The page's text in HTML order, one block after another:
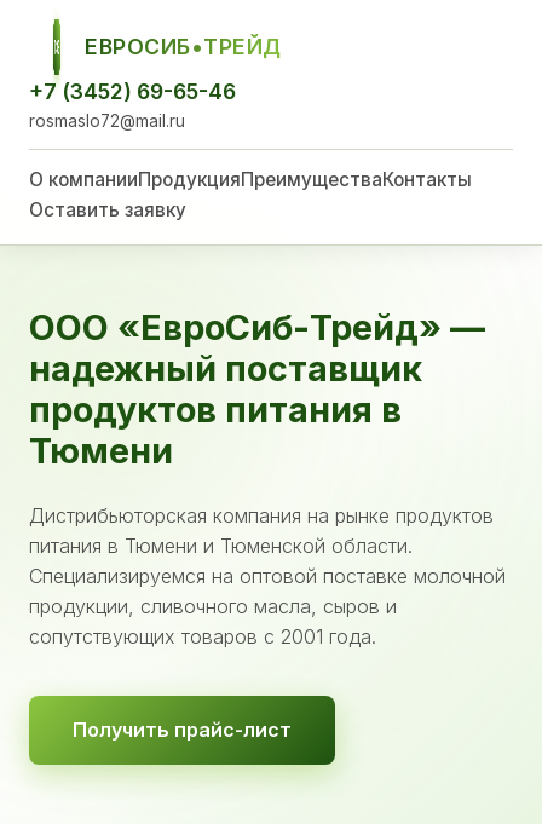
ЕСТ
ЕВРОСИБ•ТРЕЙД
+7 (3452) 69-65-46
rosmaslo72@mail.ru
О компанииПродукцияПреимуществаКонтакты
Оставить заявку
ООО «ЕвроСиб-Трейд» —
надежный поставщик
продуктов питания в
Тюмени
Дистрибьюторская компания на рынке продуктов
питания в Тюмени и Тюменской области.
Специализируемся на оптовой поставке молочной
продукции, сливочного масла, сыров и
сопутствующих товаров с 2001 года.
Получить прайс-лист